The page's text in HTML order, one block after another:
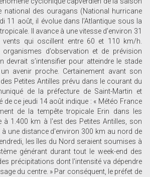
national des ouragans (National hurricane
11 août, il évolue dans l’Atlantique sous la
Il avance à une vitesse d’environ 31
qui oscillent entre 60 et 110 km/h.
d’observation et de prévision
devrait s’intensifier pour atteindre le stade
avenir proche. Certainement avant son
Petites Antilles prévu dans le courant du
de la préfecture de Saint-Martin et
de ce jeudi 14 août indique : « Météo France
de la tempête tropicale Erin dans les
à 1.400 km à l'est des Petites Antilles, son
une distance d'environ 300 km au nord de
les îles du Nord seraient soumises à
générant durant tout le week-end des
précipitations dont l'intensité va dépendre
du centre. » Par conséquent, le préfet de